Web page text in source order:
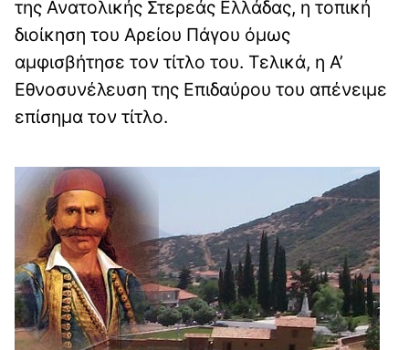
της Ανατολικής Στερεάς Ελλάδας, η τοπική
διοίκηση του Αρείου Πάγου όμως
αμφισβήτησε τον τίτλο του. Τελικά, η Α’
Εθνοσυνέλευση της Επιδαύρου του απένειμε
επίσημα τον τίτλο.